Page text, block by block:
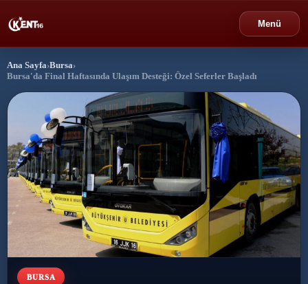
Menü
Bursa
Politika ›
Spor ›
Ekonomi ›
Eğitim
Ana Sayfa›Bursa›
Bursa'da Final Haftasında Ulaşım Desteği: Özel Seferler Başladı
BURSA